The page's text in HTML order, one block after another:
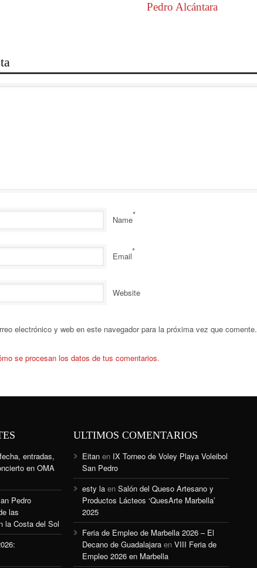
Pedro Alcántara
Name*
Email*
Website
electrónico y web en este navegador para la próxima vez que comente.
se procesan los datos de tus comentarios.
entradas,
en OMA
Pedro
las
la Costa del Sol
ULTIMOS COMENTARIOS
Eitan en IX Torneo de Voley Playa Voleibol
San Pedro
esty la en Salón del Queso Artesano y
Productos Lácteos ‘QuesArte Marbella’
2025
Feria de Empleo de Marbella 2026 – El
Decano de Guadalajara en VIII Feria de
Empleo 2026 en Marbella